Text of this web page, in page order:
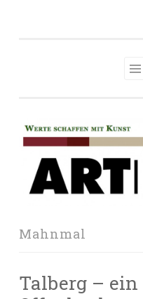
Mahnmal
Talberg –